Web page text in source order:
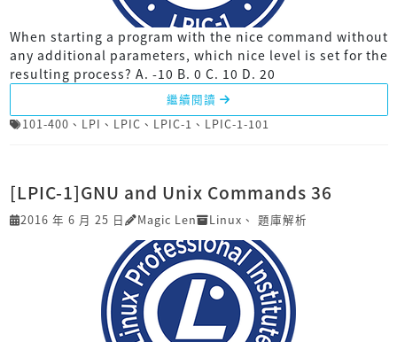
When starting a program with the nice command without
any additional parameters, which nice level is set for the
resulting process? A. -10 B. 0 C. 10 D. 20
繼續閱讀
101-400 、 LPI 、 LPIC 、 LPIC-1 、 LPIC-1-101
[LPIC-1]GNU and Unix Commands 36
2016 年 6 月 25 日 Magic Len Linux 、 題庫解析